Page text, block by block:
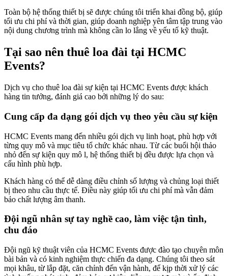
Toàn bộ hệ thống thiết bị sẽ được chúng tôi triển khai đồng bộ, giúp
tối ưu chi phí và thời gian, giúp doanh nghiệp yên tâm tập trung vào
nội dung chương trình mà không cần lo lắng về yếu tố kỹ thuật.
Tại sao nên thuê loa đài tại HCMC
Events?
Dịch vụ cho thuê loa đài sự kiện tại HCMC Events được khách
hàng tin tưởng, đánh giá cao bởi những lý do sau:
Cung cấp đa dạng gói dịch vụ theo yêu cầu sự kiện
HCMC Events mang đến nhiều gói dịch vụ linh hoạt, phù hợp với
từng quy mô và mục tiêu tổ chức khác nhau. Từ các buổi hội thảo
nhỏ đến sự kiện quy mô l, hệ thống thiết bị đều được lựa chọn và
cấu hình phù hợp.
Khách hàng có thể dễ dàng điều chỉnh số lượng và chủng loại thiết
bị theo nhu cầu thực tế. Điều này giúp tối ưu chi phí mà vẫn đảm
bảo chất lượng âm thanh.
Đội ngũ nhân sự tay nghề cao, làm việc tận tình,
chu đáo
Đội ngũ kỹ thuật viên của HCMC Events được đào tạo chuyên môn
bài bản và có kinh nghiệm thực chiến đa dạng. Chúng tôi theo sát
mọi khâu, từ lắp đặt, căn chỉnh đến vận hành, để kịp thời xử lý các